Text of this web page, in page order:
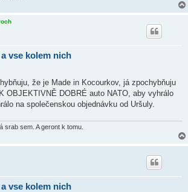
vse kolem nich
že je Made in Kocourkov, já zpochybňuju
OBJEKTIVNĚ DOBRÉ auto NATO, aby vyhrálo
na společenskou objednávku od Uršuly.
srab sem. A geront k tomu.
vse kolem nich